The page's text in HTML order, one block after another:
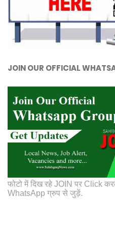
JOIN OUR OFFICIAL
फोटो में दिख रहे JOIN पर Click
WhatsApp ग्रुप से जुड़ें.